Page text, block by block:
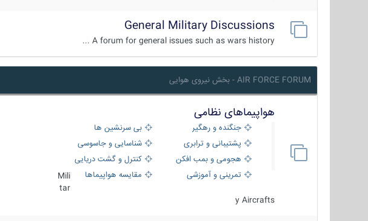
General Military Discussions
A forum for general issues such as wars history ...
AIR FORCE FORUM - بخش نیروی هوایی
هواپیماهای نظامی
جنگنده و رهگیر
بی سرنشین ها
پشتیبانی و ترابری
شناسایی و جاسوسی
هجومی و بمب افکن
کنترل و گشت دریایی
تمرینی و آموزشی
مقایسه هواپیماها
Mili
tar
y Aircrafts